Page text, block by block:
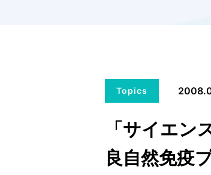
Topics
「サイエン
良自然免疫